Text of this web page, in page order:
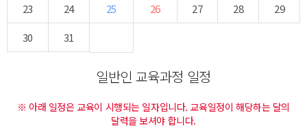
23
24 25 26 27 28
29
30
31
일반인 교육과정 일정
※ 아래 일정은 교육이 시행되는 일자입니다. 교육일정이 해당하는 달의
달력을 보셔야 합니다.